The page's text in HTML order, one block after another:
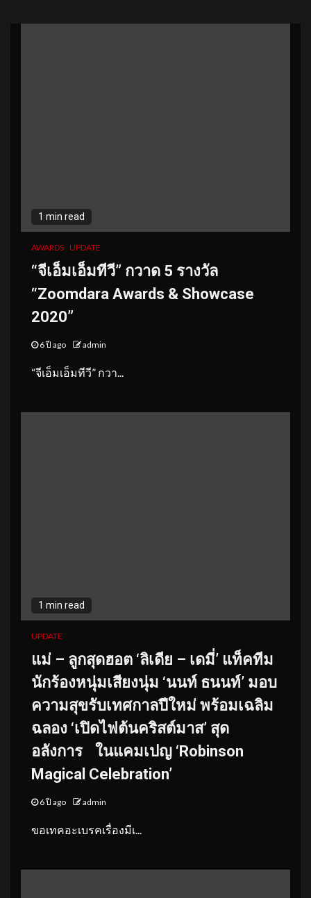
1 min read
AWARDS UPDATE
“จีเอ็มเอ็มทีวี” กวาด 5 รางวัล
“Zoomdara Awards & Showcase
2020”
6 ปี ago admin
“จีเอ็มเอ็มทีวี” กวา...
1 min read
UPDATE
แม่ – ลูกสุดฮอต ‘ลิเดีย – เดมี่’ แท็คทีม
นักร้องหนุ่มเสียงนุ่ม ‘นนท์ ธนนท์’ มอบ
ความสุขรับเทศกาลปีใหม่ พร้อมเฉลิม
ฉลอง ‘เปิดไฟต้นคริสต์มาส’ สุด
อลังการ ในแคมเปญ ‘Robinson
Magical Celebration’
6 ปี ago admin
ขอเทคอะเบรคเรื่องมีเ...